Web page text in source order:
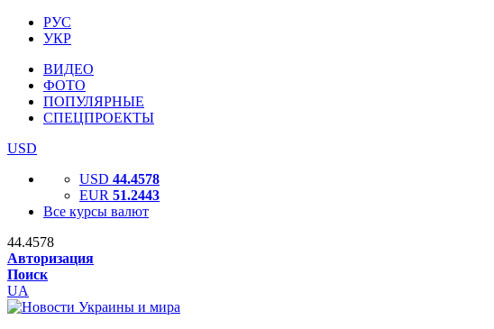
РУС
УКР
ВИДЕО
ФОТО
ПОПУЛЯРНЫЕ
СПЕЦПРОЕКТЫ
USD
USD 44.4578
EUR 51.2443
Все курсы валют
44.4578
Авторизация
Поиск
UA